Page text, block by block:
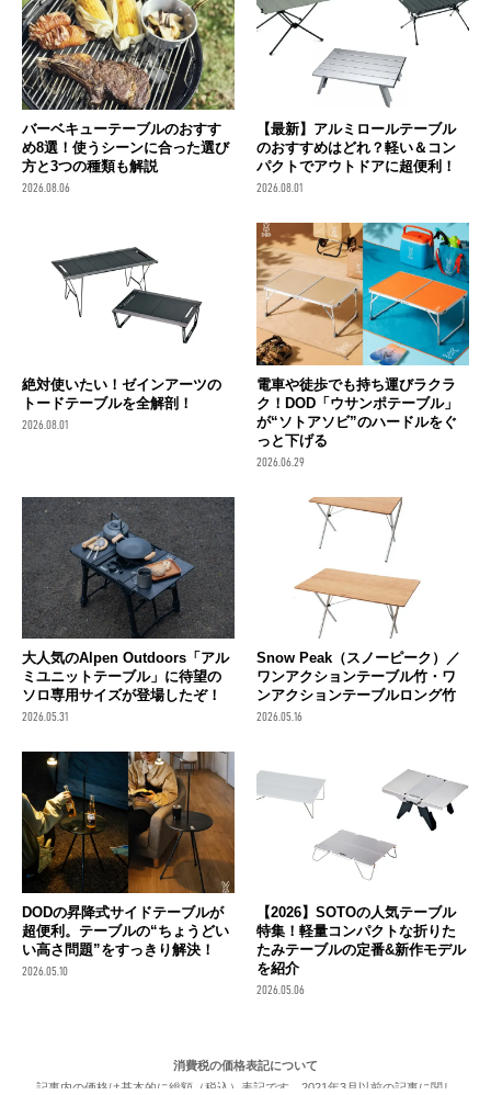
バーベキューテーブルのおすす
め8選！使うシーンに合った選び
方と3つの種類も解説
2026.08.06
【最新】アルミロールテーブル
のおすすめはどれ？軽い＆コン
パクトでアウトドアに超便利！
2026.08.01
絶対使いたい！ゼインアーツの
トードテーブルを全解剖！
2026.08.01
電車や徒歩でも持ち運びラクラ
ク！DOD「ウサンポテーブル」
が“ソトアソビ”のハードルをぐ
っと下げる
2026.06.29
大人気のAlpen Outdoors「アル
ミユニットテーブル」に待望の
ソロ専用サイズが登場したぞ！
2026.05.31
Snow Peak（スノーピーク）／
ワンアクションテーブル竹・ワ
ンアクションテーブルロング竹
2026.05.16
DODの昇降式サイドテーブルが
超便利。テーブルの“ちょうどい
い高さ問題”をすっきり解決！
2026.05.10
【2026】SOTOの人気テーブル
特集！軽量コンパクトな折りた
たみテーブルの定番&新作モデル
を紹介
2026.05.06
消費税の価格表記について
記事内の価格は基本的に総額（税込）表記です。2021年3月以前の記事に関し